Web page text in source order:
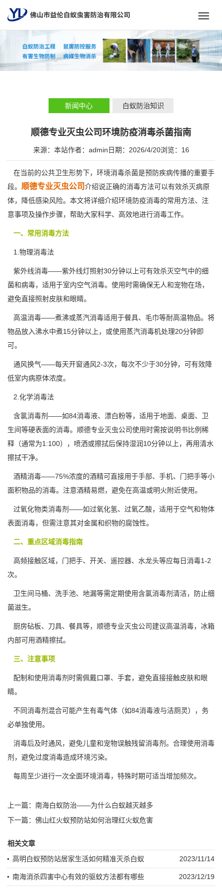
新闻中心 白蚁防治知识
顺德专业灭虫公司环境防疫消毒杀菌指南
来源：本站作者：admin 日期：2026/4/20浏览： 16
在当前的公共卫生形势下，环境消毒杀菌是预防疾病传播的重要手
段。 顺德专业灭虫公司介绍说正确的消毒方法可以有效杀灭病原
体，降低感染风险。本文将详细介绍环境防疫消毒的常用方法、注
意事项及操作步骤，帮助大家科学、高效地进行消毒工作。
一、常用消毒方法
1.物理消毒法
紫外线消毒——紫外线灯照射30分钟以上可有效杀灭空气中的细
菌和病毒，适用于室内空气消毒。使用时需确保无人和宠物在场，
避免直接照射皮肤和眼睛。
高温消毒——煮沸或蒸汽消毒适用于餐具、毛巾等耐高温物品。将
物品放入沸水中煮15分钟以上，或使用蒸汽消毒机处理20分钟即
可。
通风换气——每天开窗通风2-3次，每次不少于30分钟，可有效降
低室内病原体浓度。
2.化学消毒法
含氯消毒剂——如84消毒液、漂白粉等，适用于地面、桌面、卫
生间等硬表面的消毒。顺德专业灭虫公司使用时需按说明书比例稀
释（通常为1:100），喷洒或擦拭后保持湿润10分钟以上，再用清水
擦拭干净。
酒精消毒——75%浓度的酒精可直接用于手部、手机、门把手等小
面积物品的消毒。注意酒精易燃，避免在高温或明火附近使用。
过氧化物类消毒剂——如过氧化氢、过氧乙酸，适用于空气和物体
表面消毒，但需注意其对金属和织物的腐蚀性。
二、重点区域消毒指南
高频接触区域，门把手、开关、遥控器、水龙头等应每日消毒1-2
次。
卫生间马桶、洗手池、地漏等需定期使用含氯消毒剂清洁，防止细
菌滋生。
厨房砧板、刀具、餐具等，顺德专业灭虫公司建议高温消毒，冰箱
内部可用酒精擦拭。
三、注意事项
配制和使用消毒剂时需佩戴口罩、手套，避免直接接触皮肤和眼
睛。
不同消毒剂混合可能产生有毒气体 （如84消毒液与洁厕灵），务
必单独使用。
消毒后及时通风，避免儿童和宠物误触残留消毒剂。合理使用消毒
剂，避免过度消毒造成环境污染。
每周至少进行一次全面环境消毒，特殊时期可适当增加频次。
上一篇： 南海白蚁防治——为什么白蚁越灭越多
下一篇： 佛山红火蚁预防站如何治理红火蚁危害
相关文章
2023/11/14
高明白蚁预防站居家生活如何精准灭杀白蚁
2023/12/19
南海消杀四害中心有效的驱蚊方法都有哪些